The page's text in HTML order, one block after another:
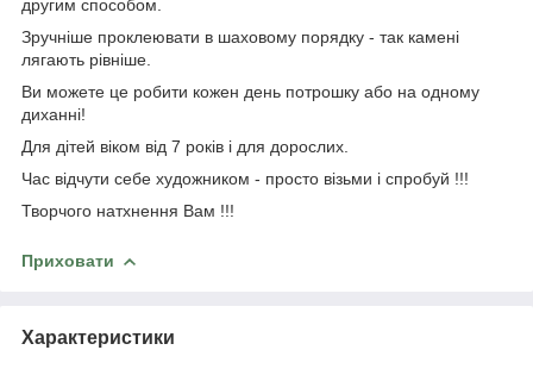
другим способом.
Зручніше проклеювати в шаховому порядку - так камені
лягають рівніше.
Ви можете це робити кожен день потрошку або на одному
диханні!
Для дітей віком від 7 років і для дорослих.
Час відчути себе художником - просто візьми і спробуй !!!
Творчого натхнення Вам !!!
Приховати
Характеристики